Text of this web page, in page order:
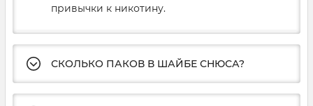
привычки к никотину.
СКОЛЬКО ПАКОВ В ШАЙБЕ СНЮСА?